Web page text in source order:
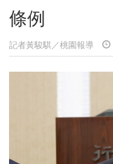
條例
記者黃駿騏／桃園報導